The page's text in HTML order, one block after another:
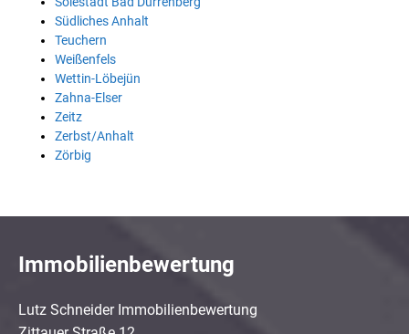
Südliches Anhalt
Teuchern
Weißenfels
Wettin-Löbejün
Zahna-Elser
Zeitz
Zerbst/Anhalt
Zörbig
Immobilienbewertung
Lutz Schneider Immobilienbewertung